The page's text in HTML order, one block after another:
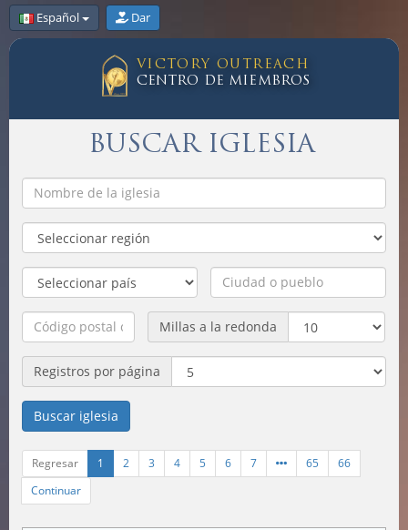
Español Dar
VICTORY OUTREACH
CENTRO DE MIEMBROS
BUSCAR IGLESIA
Millas a la redonda
Registros por página
Buscar iglesia
Regresar 1 2 3 4 5 6 7 65
66
Continuar